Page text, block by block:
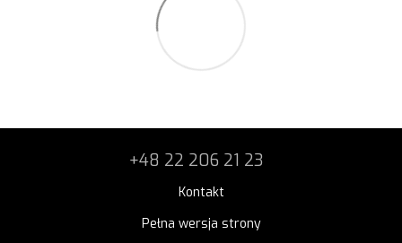
+48 22 206 21 23
Kontakt
Pełna wersja strony